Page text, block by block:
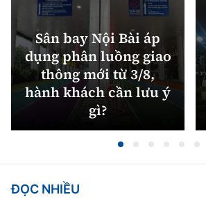
Sân bay Nội Bài áp
dụng phân luồng giao
thông mới từ 3/8,
hành khách cần lưu ý
gì?
ĐỌC NHIỀU